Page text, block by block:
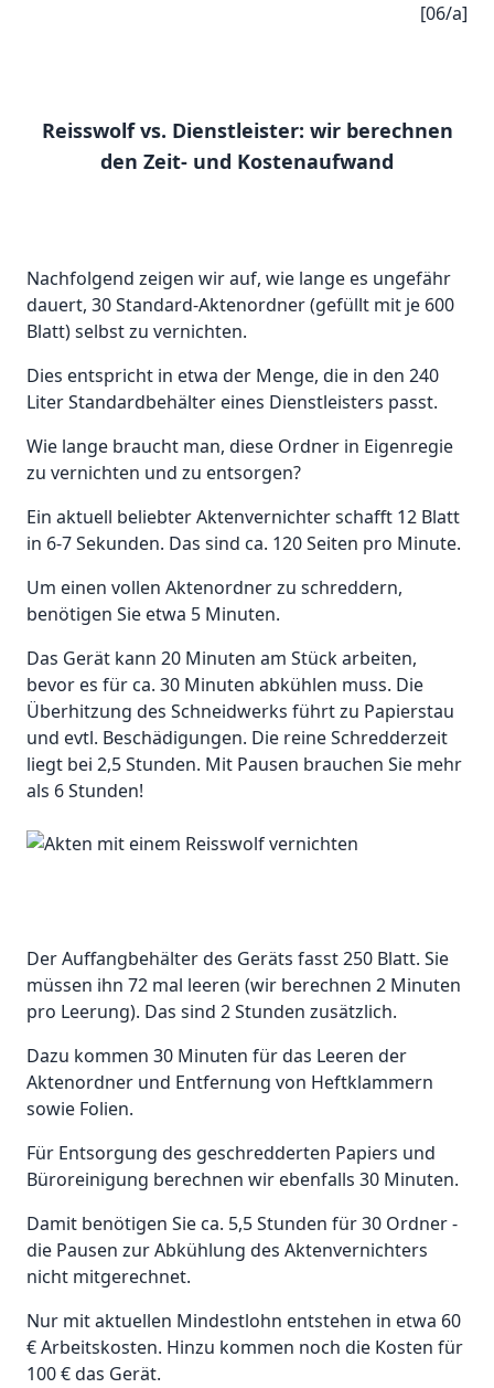
[06/a]
Reisswolf vs. Dienstleister: wir berechnen
den Zeit- und Kostenaufwand
Nachfolgend zeigen wir auf, wie lange es ungefähr
dauert, 30 Standard-Aktenordner (gefüllt mit je 600
Blatt) selbst zu vernichten.
Dies entspricht in etwa der Menge, die in den 240
Liter Standardbehälter eines Dienstleisters passt.
Wie lange braucht man, diese Ordner in Eigenregie
zu vernichten und zu entsorgen?
Ein aktuell beliebter Aktenvernichter schafft 12 Blatt
in 6-7 Sekunden. Das sind ca. 120 Seiten pro Minute.
Um einen vollen Aktenordner zu schreddern,
benötigen Sie etwa 5 Minuten.
Das Gerät kann 20 Minuten am Stück arbeiten,
bevor es für ca. 30 Minuten abkühlen muss. Die
Überhitzung des Schneidwerks führt zu Papierstau
und evtl. Beschädigungen. Die reine Schredderzeit
liegt bei 2,5 Stunden. Mit Pausen brauchen Sie mehr
als 6 Stunden!
Der Auffangbehälter des Geräts fasst 250 Blatt. Sie
müssen ihn 72 mal leeren (wir berechnen 2 Minuten
pro Leerung). Das sind 2 Stunden zusätzlich.
Dazu kommen 30 Minuten für das Leeren der
Aktenordner und Entfernung von Heftklammern
sowie Folien.
Für Entsorgung des geschredderten Papiers und
Büroreinigung berechnen wir ebenfalls 30 Minuten.
Damit benötigen Sie ca. 5,5 Stunden für 30 Ordner -
die Pausen zur Abkühlung des Aktenvernichters
nicht mitgerechnet.
Nur mit aktuellen Mindestlohn entstehen in etwa 60
€ Arbeitskosten. Hinzu kommen noch die Kosten für
100 € das Gerät.